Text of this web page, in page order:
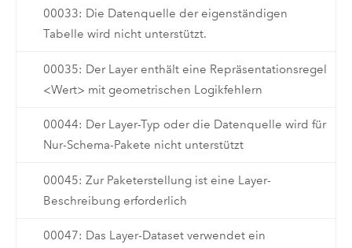
00033: Die Datenquelle der eigenständigen
Tabelle wird nicht unterstützt.
00035: Der Layer enthält eine Repräsentationsregel
<Wert> mit geometrischen Logikfehlern
00044: Der Layer-Typ oder die Datenquelle wird für
Nur-Schema-Pakete nicht unterstützt
00045: Zur Paketerstellung ist eine Layer-
Beschreibung erforderlich
00047: Das Layer-Dataset verwendet ein